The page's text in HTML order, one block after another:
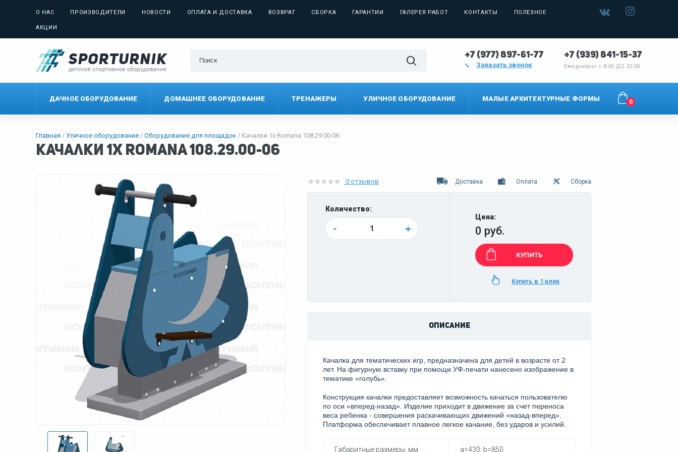
О НАС ПРОИЗВОДИТЕЛИ НОВОСТИ ОПЛАТА И ДОСТАВКА ВОЗВРАТ СБОРКА ГАРАНТИИ ГАЛЕРЕЯ РАБОТ КОНТАКТЫ ПОЛЕЗНОЕ
АКЦИИ
+7 (977) 897-61-77
Заказать звонок
+7 (939) 841-15-37
Ежедневно с 8:00 ДО 22:00
ДАЧНОЕ ОБОРУДОВАНИЕ ДОМАШНЕЕ ОБОРУДОВАНИЕ ТРЕНАЖЕРЫ УЛИЧНОЕ ОБОРУДОВАНИЕ МАЛЫЕ АРХИТЕКТУРНЫЕ ФОРМЫ 0
Главная Уличное оборудование Оборудование для площадок Качалки 1х Romana 108.29.00-06
Качалки 1х Romana 108.29.00-06
0 отзывов Доставка Оплата Сборка
Количество:
- +
Цена:
0 руб.
КУПИТЬ
Купить в 1 клик
ОПИСАНИЕ
Качалка для тематических игр, предназначена для детей в возрасте от 2
лет. На фигурную вставку при помощи УФ-печати нанесено изображение в
тематике «голубь».
Конструкция качалки предоставляет возможность качаться пользователю
по оси «вперед-назад». Изделие приходит в движение за счет переноса
веса ребенка - совершения раскачивающих движений «назад-вперед».
Платформа обеспечивает плавное легкое качание, без ударов и усилий.
Габаритные размеры, мм a=430, b=850